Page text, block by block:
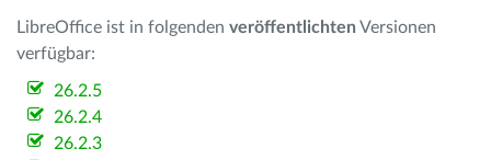
LibreOffice ist in folgenden veröffentlichten Versionen
verfügbar:
26.2.5
26.2.4
26.2.3